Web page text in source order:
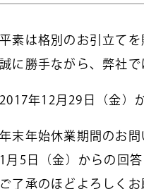
平素は格別のお引立てを
誠に勝手ながら、弊社
2017年12月29日（金）
年末年始休業期間のお
1月5日（金）からの回答
ご了承のほどよろしくお